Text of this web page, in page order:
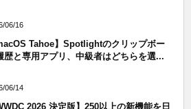
06/16
Tahoe】Spotlightのクリップボー
歴と専用アプリ、中級者はどちらを選...
06/14
2026 決定版】250以上の新機能を日